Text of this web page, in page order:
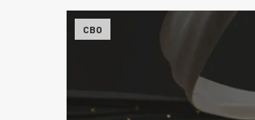
СВО